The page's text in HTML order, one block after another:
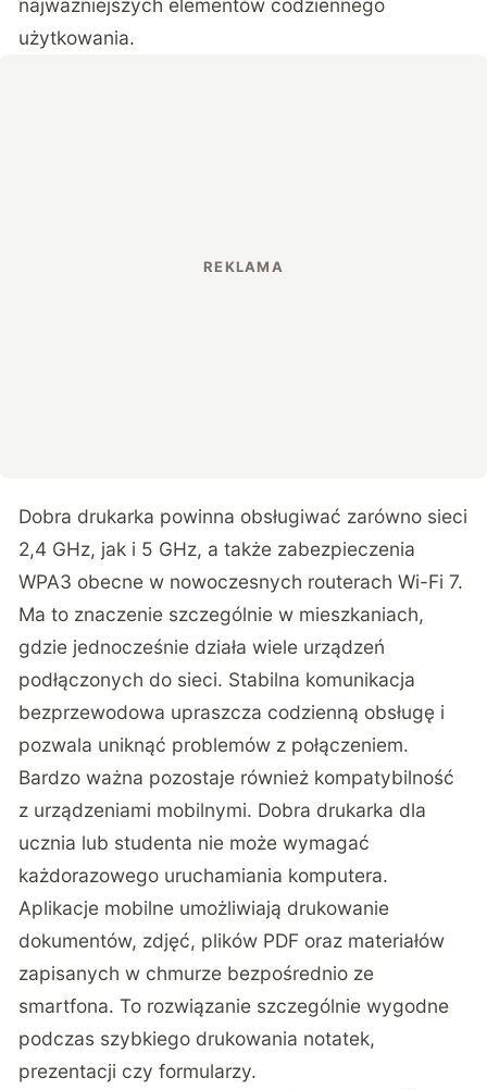
najważniejszych elementów codziennego
użytkowania.
Dobra drukarka powinna obsługiwać zarówno sieci
2,4 GHz, jak i 5 GHz, a także zabezpieczenia
WPA3 obecne w nowoczesnych routerach Wi-Fi 7.
Ma to znaczenie szczególnie w mieszkaniach,
gdzie jednocześnie działa wiele urządzeń
podłączonych do sieci. Stabilna komunikacja
bezprzewodowa upraszcza codzienną obsługę i
pozwala uniknąć problemów z połączeniem.
Bardzo ważna pozostaje również kompatybilność
z urządzeniami mobilnymi. Dobra drukarka dla
ucznia lub studenta nie może wymagać
każdorazowego uruchamiania komputera.
Aplikacje mobilne umożliwiają drukowanie
dokumentów, zdjęć, plików PDF oraz materiałów
zapisanych w chmurze bezpośrednio ze
smartfona. To rozwiązanie szczególnie wygodne
podczas szybkiego drukowania notatek,
prezentacji czy formularzy.